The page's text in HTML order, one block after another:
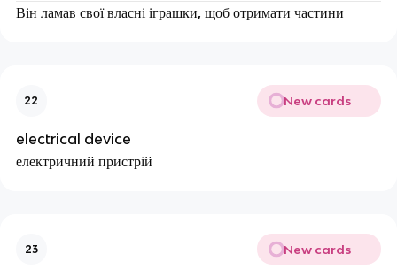
Він ламав свої власні іграшки, щоб отримати частини
22 New cards
electrical device
електричний пристрій
23 New cards